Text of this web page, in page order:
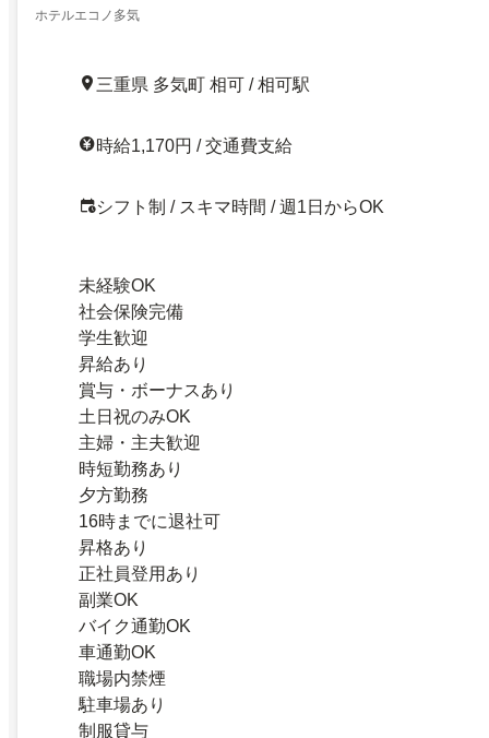
ホテルエコノ多気
三重県 多気町 相可 / 相可駅
時給1,170円 / 交通費支給
シフト制 / スキマ時間 / 週1日からOK
未経験OK
社会保険完備
学生歓迎
昇給あり
賞与・ボーナスあり
土日祝のみOK
主婦・主夫歓迎
時短勤務あり
夕方勤務
16時までに退社可
昇格あり
正社員登用あり
副業OK
バイク通勤OK
車通勤OK
職場内禁煙
駐車場あり
制服貸与